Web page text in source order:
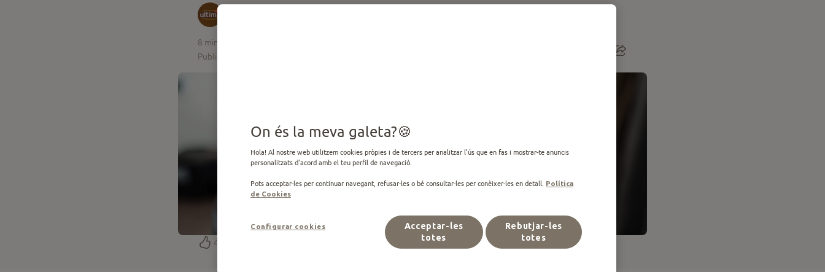
8 min de lectura
Publicat el 14.03.2025 ·
4
On és la meva galeta?
Hola! Al nostre web utilitzem cookies pròpies i de tercers per analitzar l’ús que en fas i mostrar-te anuncis
personalitzats d'acord amb el teu perfil de navegació.
Pots acceptar-les per continuar navegant, refusar-les o bé consultar-les per conèixer-les en detall. Política
de Cookies
Configurar cookies
Rebutjar-les
totes
Acceptar-les
totes